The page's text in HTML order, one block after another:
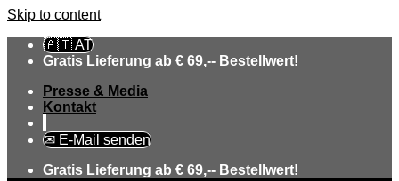
Skip to content
🇦🇹 AT
Gratis Lieferung ab € 69,-- Bestellwert!
Presse & Media
Kontakt
✉ E-Mail senden
Gratis Lieferung ab € 69,-- Bestellwert!